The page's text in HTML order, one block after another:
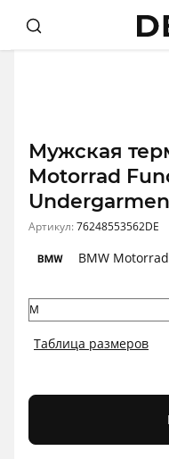
Мужская
Motorrad
Артикул:76248553562DE
BMW Motorrad
Таблица размеров